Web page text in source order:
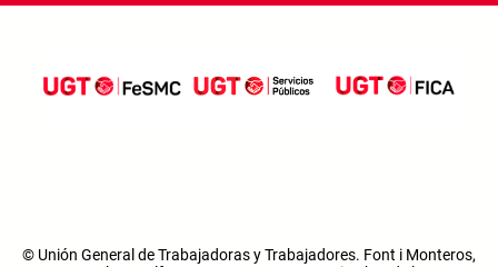
© Unión General de Trabajadoras y Trabajadores. Font i Monteros,